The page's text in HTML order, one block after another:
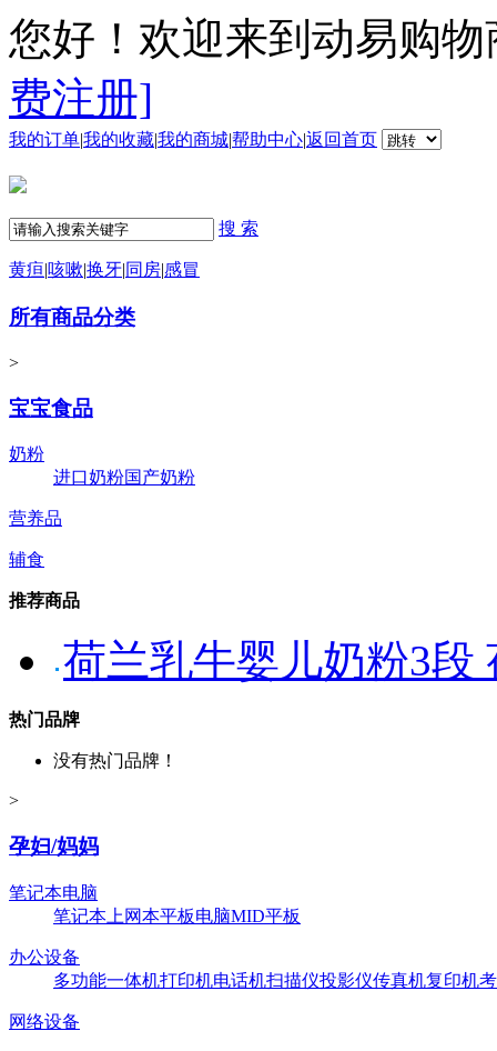
您好！欢迎来到动易购
费注册]
我的订单|我的收藏|我的商城|帮助中心|返回首页
搜 索
黄疸|咳嗽|换牙|同房|感冒
所有商品分类
>
宝宝食品
奶粉
进口奶粉国产奶粉
营养品
辅食
推荐商品
荷兰乳牛婴儿奶粉3
热门品牌
没有热门品牌！
>
孕妇/妈妈
笔记本电脑
笔记本 上网本平板电脑MID平板
办公设备
多功能一体机打印机电话机扫描仪投影仪传真机复印机
网络设备